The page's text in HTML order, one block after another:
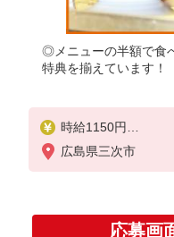
◎メニューの半額で食
特典を揃えています！
時給1150円
※22:00〜翌5:00：
※高校生時給1100円
土日祝は1時間当た
広島県三次市
応募画